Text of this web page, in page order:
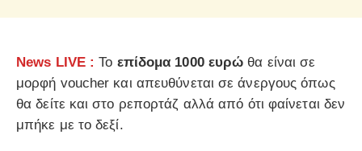
News LIVE : Το επίδομα 1000 ευρώ θα είναι σε
μορφή voucher και απευθύνεται σε άνεργους όπως
θα δείτε και στο ρεπορτάζ αλλά από ότι φαίνεται δεν
μπήκε με το δεξί.